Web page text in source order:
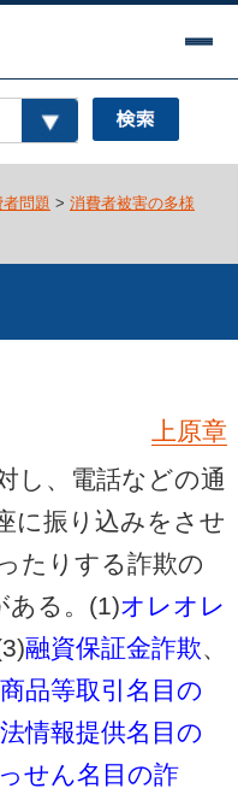
問題 > 消費者被害の多様
上原章
し、電話などの通
に振り込みをさせ
たりする詐欺の
ある。(1)オレオレ
融資保証金詐欺、
品等取引名目の
情報提供名目の
せん名目の詐